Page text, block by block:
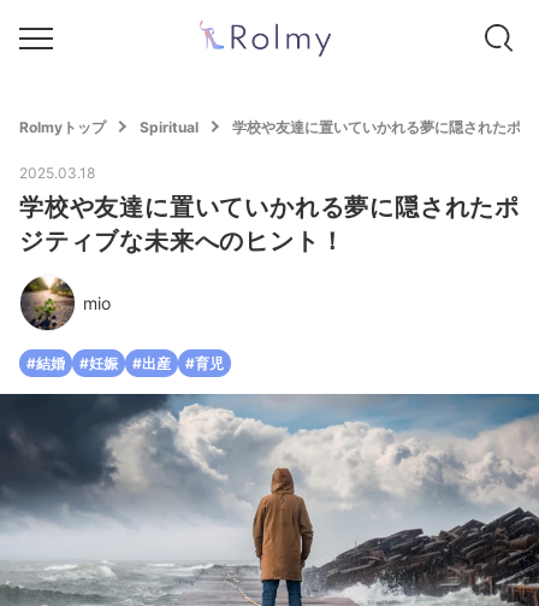
Rolmyトップ Spiritual 学校や友達に置いていかれる夢に隠されたポ
2025.03.18
学校や友達に置いていかれる夢に隠されたポ
ジティブな未来へのヒント！
mio
#結婚 #妊娠 #出産 #育児